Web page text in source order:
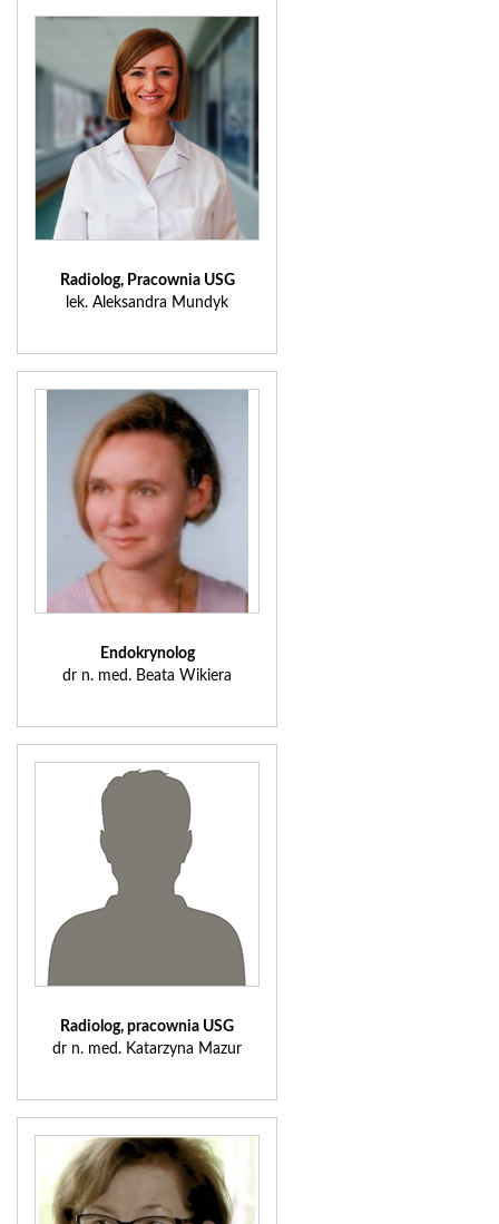
Radiolog, Pracownia USG
lek. Aleksandra Mundyk
Endokrynolog
dr n. med. Beata Wikiera
Radiolog, pracownia USG
dr n. med. Katarzyna Mazur